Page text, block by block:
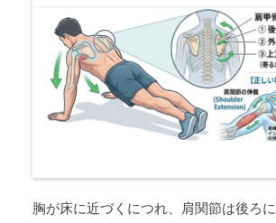
胸が床に近づくにつれ、肩関節は後ろ